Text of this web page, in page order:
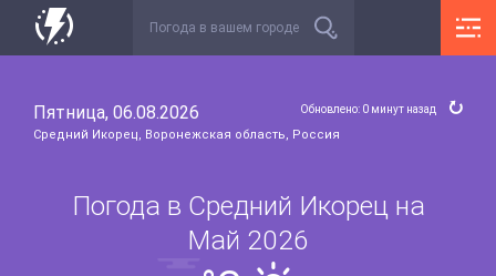
Пятница, 06.08.2026
Средний Икорец, Воронежская область, Россия
Обновлено: 0 минут назад
Погода в Средний Икорец на
Май 2026